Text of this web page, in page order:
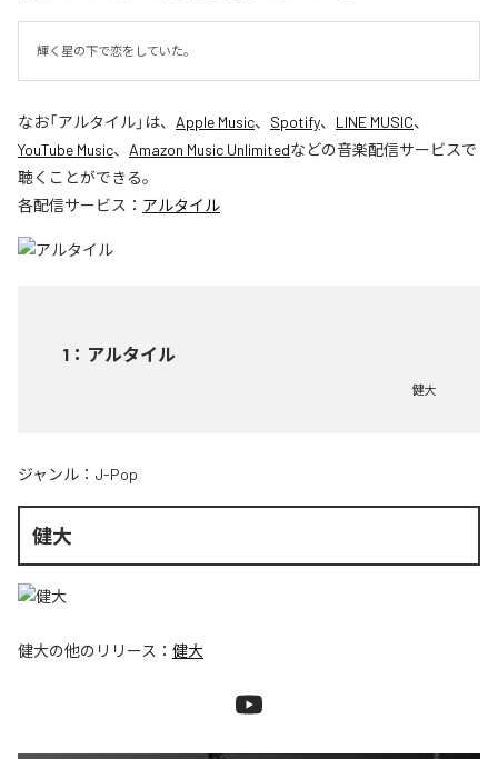
輝く星の下で恋をしていた。
なお「アルタイル」は、 Apple Music、 Spotify、 LINE MUSIC、
YouTube Music、 Amazon Music Unlimitedなどの音楽配信サービスで
聴くことができる。
各配信サービス： アルタイル
1 ： アルタイル
健大
ジャンル： J-Pop
健大
健大の他のリリース： 健大